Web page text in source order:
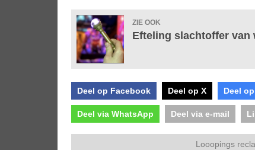
ZIE OOK
Efteling slachtoffer van
Deel op Facebook Deel op X Deel
Deel via WhatsApp Deel via e-mail
Looopings